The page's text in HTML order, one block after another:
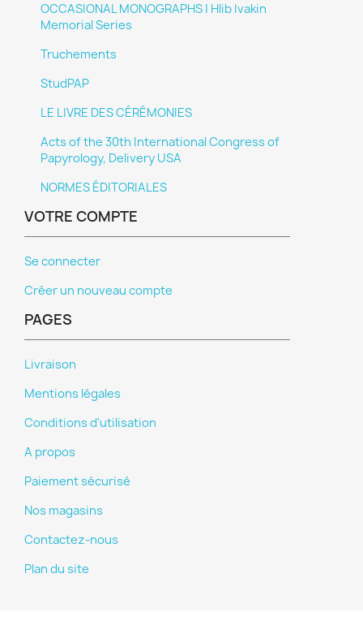
OCCASIONAL MONOGRAPHS | Hlib Ivakin
Memorial Series
Truchements
StudPAP
LE LIVRE DES CÉRÉMONIES
Acts of the 30th International Congress of
Papyrology, Delivery USA
NORMES ÉDITORIALES
VOTRE COMPTE
Se connecter
Créer un nouveau compte
PAGES
Livraison
Mentions légales
Conditions d'utilisation
A propos
Paiement sécurisé
Nos magasins
Contactez-nous
Plan du site
Créer une liste d'envies
Nom de la liste d'envies
Annuler Créer une liste d'envies